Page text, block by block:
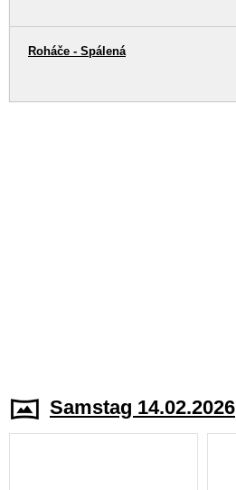
Roháče - Spálená
Samstag 14.02.2026